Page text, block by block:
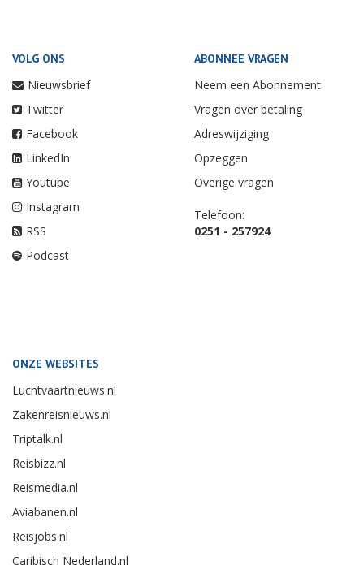
VOLG ONS
Nieuwsbrief
Twitter
Facebook
LinkedIn
Youtube
Instagram
RSS
Podcast
ABONNEE VRAGEN
Neem een Abonnement
Vragen over betaling
Adreswijziging
Opzeggen
Overige vragen
Telefoon:
0251 - 257924
ONZE WEBSITES
Luchtvaartnieuws.nl
Zakenreisnieuws.nl
Triptalk.nl
Reisbizz.nl
Reismedia.nl
Aviabanen.nl
Reisjobs.nl
Caribisch Nederland.nl